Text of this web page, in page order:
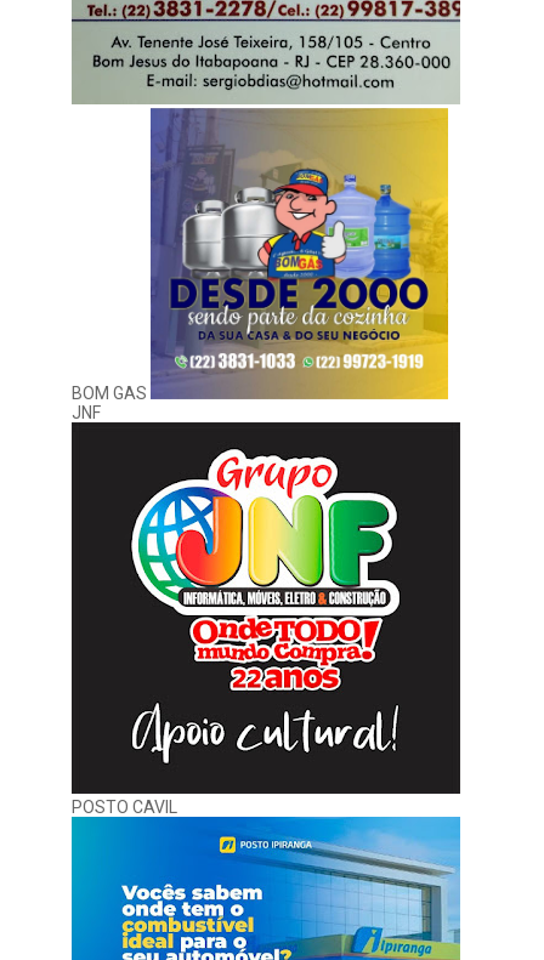
BOM GAS
JNF
POSTO CAVIL